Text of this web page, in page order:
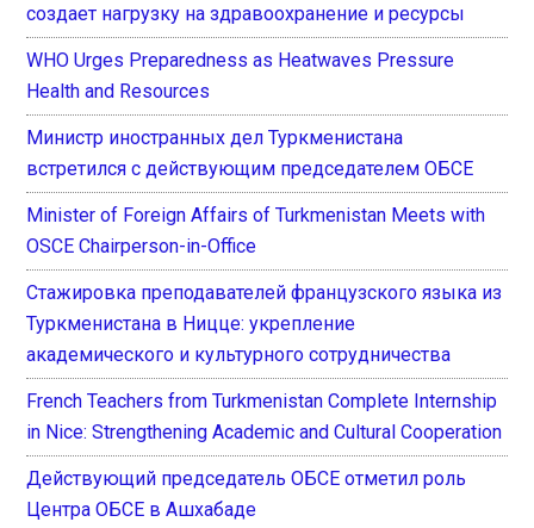
создает нагрузку на здравоохранение и ресурсы
WHO Urges Preparedness as Heatwaves Pressure
Health and Resources
Министр иностранных дел Туркменистана
встретился с действующим председателем ОБСЕ
Minister of Foreign Affairs of Turkmenistan Meets with
OSCE Chairperson-in-Office
Стажировка преподавателей французского языка из
Туркменистана в Ницце: укрепление
академического и культурного сотрудничества
French Teachers from Turkmenistan Complete Internship
in Nice: Strengthening Academic and Cultural Cooperation
Действующий председатель ОБСЕ отметил роль
Центра ОБСЕ в Ашхабаде